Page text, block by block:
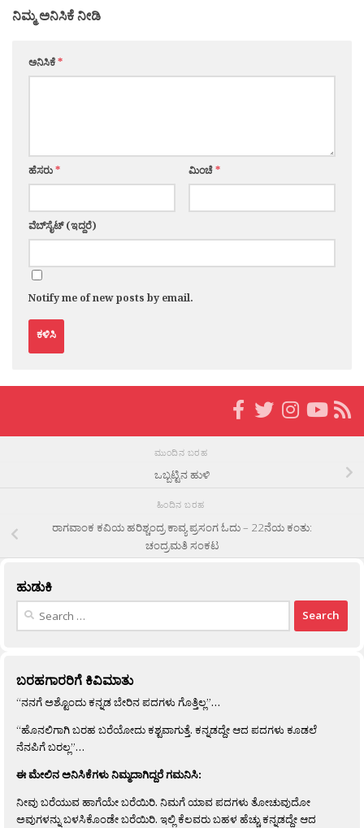
ನಿಮ್ಮ ಅನಿಸಿಕೆ ನೀಡಿ
ಅನಿಸಿಕೆ*
ಹೆಸರು* ಮಿಂಚೆ*
ವೆಬ್‌ಸೈಟ್ (ಇದ್ದರೆ)
Notify me of new posts by email.
ಮುಂದಿನ ಬರಹ
ಒಬ್ಬಟ್ಟಿನ ಹುಳಿ
ಹಿಂದಿನ ಬರಹ
ರಾಗವಾಂಕ ಕವಿಯ ಹರಿಶ್ಚಂದ್ರ ಕಾವ್ಯ ಪ್ರಸಂಗ ಓದು – 22ನೆಯ ಕಂತು:
ಚಂದ್ರಮತಿ ಸಂಕಟ
ಹುಡುಕಿ
Search
ಬರಹಗಾರರಿಗೆ ಕಿವಿಮಾತು
“ನನಗೆ ಅಶ್ಟೊಂದು ಕನ್ನಡ ಬೇರಿನ ಪದಗಳು ಗೊತ್ತಿಲ್ಲ”…
“ಹೊನಲಿಗಾಗಿ ಬರಹ ಬರೆಯೋದು ಕಶ್ಟವಾಗುತ್ತೆ. ಕನ್ನಡದ್ದೇ ಆದ ಪದಗಳು ಕೂಡಲೆ
ನೆನಪಿಗೆ ಬರಲ್ಲ”…
ಈ ಮೇಲಿನ ಅನಿಸಿಕೆಗಳು ನಿಮ್ಮದಾಗಿದ್ದರೆ ಗಮನಿಸಿ:
ನೀವು ಬರೆಯುವ ಹಾಗೆಯೇ ಬರೆಯಿರಿ. ನಿಮಗೆ ಯಾವ ಪದಗಳು ತೋಚುವುದೋ
ಅವುಗಳನ್ನು ಬಳಸಿಕೊಂಡೇ ಬರೆಯಿರಿ. ಇಲ್ಲಿ ಕೆಲವರು ಬಹಳ ಹೆಚ್ಚು ಕನ್ನಡದ್ದೇ ಆದ